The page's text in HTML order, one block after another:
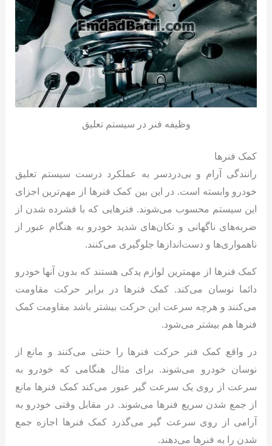
وظیفه فنر در سیستم تعلیق
کمک فنرها
رانندگی آرام و بی‌دردسر به عملکرد درست سیستم تعلیق
خودرو وابسته است. در این بین کمک فنرها از مهم‌ترین اجزای
این سیستم محسوب می‌شوند. فنرهایی که با فشرده ‌شدن از
ضربه‌های ناگهانی و تکان‌های شدید خودرو به هنگام عبور از
ناهمواری‌ها و دست‌اندازها جلوگیری می‌کنند.
کمک فنرها از مهمترین لوازم یدکی هستند که بدون آنها خودرو
دائما نوسان می‌کند. کمک فنرها در برابر حرکت مقاومت
می‌کنند و هرچه سرعت این حرکت بیشتر باشد مقاومت کمک
فنرها هم بیشتر می‌شود.
در واقع کمک فنر حرکت فنرها را خنثی می‌کنند و مانع از
نوسان خودرو می‌شوند. برای مثال هنگامی که خودرو به
سرعت از روی یک سرعت گیر عبور می‌کند کمک فنرها مانع
از جمع شدن سریع فنرها می‌شوند. در مقابل وقتی خودرو به
آرامی از روی سرعت گیر می‌گذرد کمک فنرها اجازه جمع
شدن را به فنرها می‌دهند.